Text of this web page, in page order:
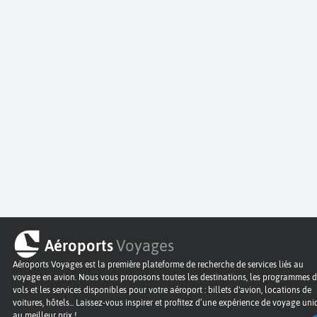
AéroportsVoyages
Aéroports Voyages est la première plateforme de recherche de services liés au
voyage en avion. Nous vous proposons toutes les destinations, les programmes
vols et les services disponibles pour votre aéroport : billets d'avion, locations de
voitures, hôtels... Laissez-vous inspirer et profitez d’une expérience de voyage